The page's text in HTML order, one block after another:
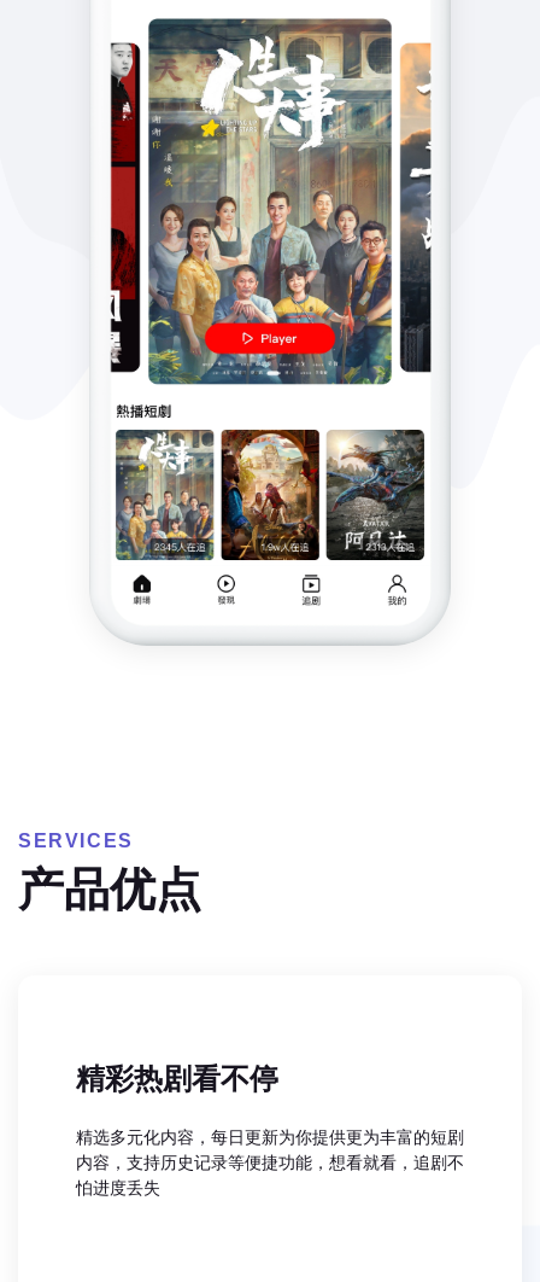
SERVICES
产品优点
精彩热剧看不停
精选多元化内容，每日更新为你提供更为丰富的短剧
内容，支持历史记录等便捷功能，想看就看，追剧不
怕进度丢失